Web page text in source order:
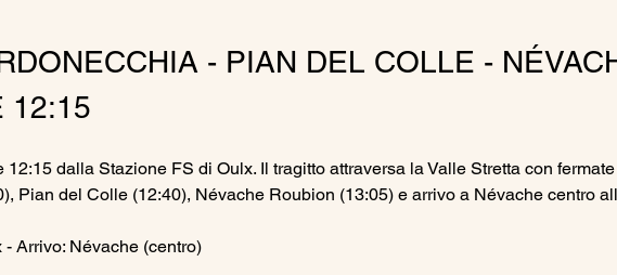
- PIAN DEL COLLE -
12:15
dalla Stazione FS di Oulx. Il tragitto attraversa la Valle Stretta con
Pian del Colle (12:40), Névache Roubion (13:05) e arrivo a Névache centro
Arrivo: Névache (centro)